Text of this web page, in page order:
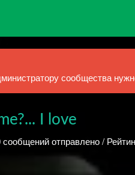
сообщества
I love
сообщений отправлено /